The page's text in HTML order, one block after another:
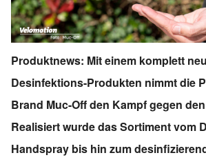
Produktnews: Mit einem komplett
Desinfektions-Produkten nimmt die
Brand Muc-Off den Kampf gegen
Realisiert wurde das Sortiment vom
Handspray bis hin zum